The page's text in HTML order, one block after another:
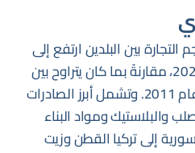
بين البلدين ارتفع إلى
نحو 2.5 مليار دولار في عام 2024، مقارنةً بما كان يتراوح بين
250 و300 مليون دولار قبل عام 2011. وتشمل أبرز الصادرات
والبلاستيك ومواد البناء
إلى تركيا القطن وزيت